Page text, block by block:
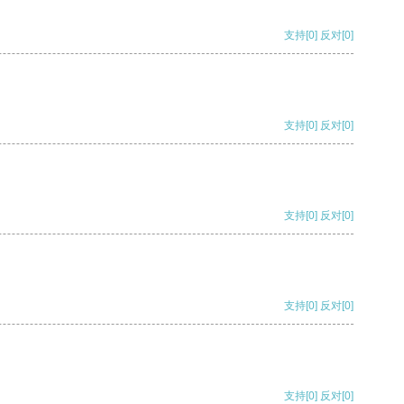
支持[0] 反对[0]
支持[0] 反对[0]
支持[0] 反对[0]
支持[0] 反对[0]
支持[0] 反对[0]